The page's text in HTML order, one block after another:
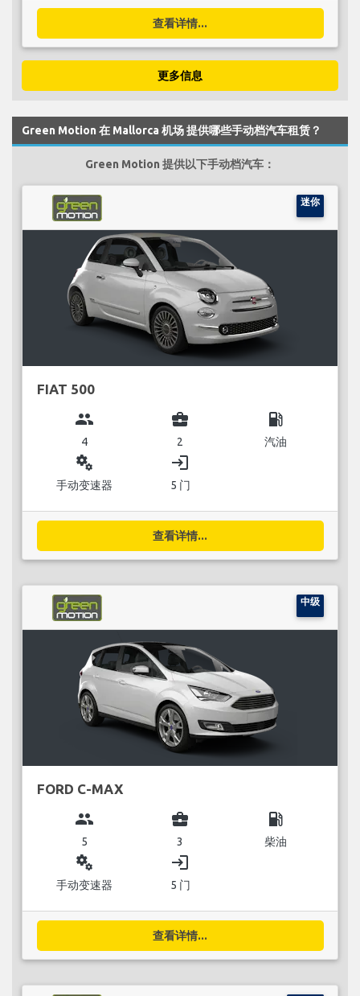
查看详情...
更多信息
Green Motion 在 Mallorca 机场 提供哪些手动档汽车租赁？
Green Motion 提供以下手动档汽车：
迷你
FIAT 500
group
4
business_center
2
local_gas_station
汽油
miscellaneous_services
手动变速器
login
5 门
查看详情...
中级
FORD C-MAX
group
5
business_center
3
local_gas_station
柴油
miscellaneous_services
手动变速器
login
5 门
查看详情...